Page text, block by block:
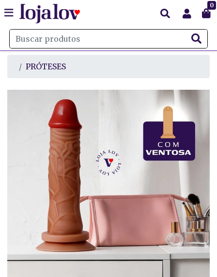
0
PRÓTESES